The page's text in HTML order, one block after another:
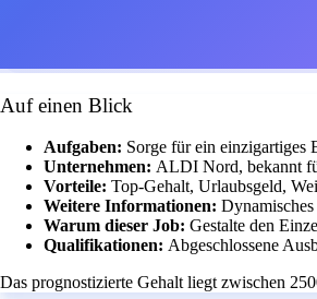
Auf einen Blick
Aufgaben: Sorge für ein einzigartiges
Unternehmen: ALDI Nord, bekannt
Vorteile: Top-Gehalt, Urlaubsgeld,
Weitere Informationen:
Warum dieser Job: Gestalte den
Qualifikationen: Abgeschlossene
Das prognostizierte Gehalt liegt zwischen